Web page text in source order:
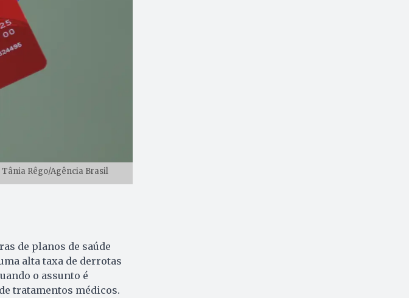
Rêgo/Agência Brasil
de planos de saúde
alta taxa de derrotas
o assunto é
tratamentos médicos.